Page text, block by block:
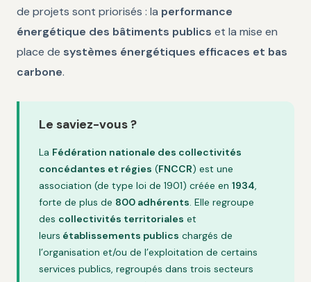
de projets sont priorisés : la performance
énergétique des bâtiments publics et la mise en
place de systèmes énergétiques efficaces et bas
carbone.
Le saviez-vous ?
La Fédération nationale des collectivités
concédantes et régies (FNCCR) est une
association (de type loi de 1901) créée en 1934,
forte de plus de 800 adhérents. Elle regroupe
des collectivités territoriales et
leurs établissements publics chargés de
l’organisation et/ou de l’exploitation de certains
services publics, regroupés dans trois secteurs